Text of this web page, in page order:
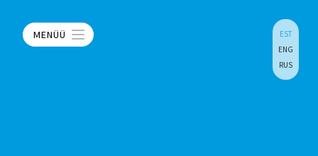
MENÜÜ
EST
ENG
RUS